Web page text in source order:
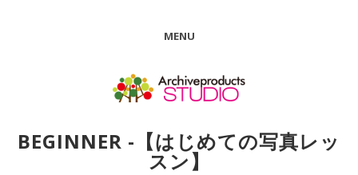
MENU
BEGINNER -【はじめての写真レッ
スン】